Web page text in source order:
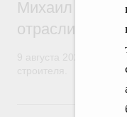
Михаил
отрасли с
9 августа 2026 года